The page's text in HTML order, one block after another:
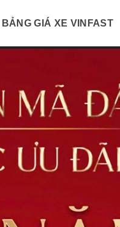
BẢNG GIÁ XE VINFAST